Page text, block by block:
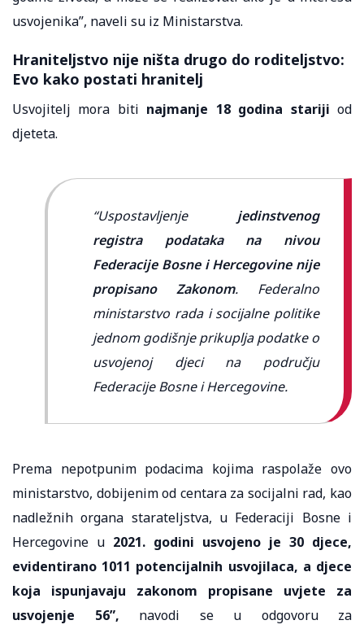
usvojenika”, naveli su iz Ministarstva.
Hraniteljstvo nije ništa drugo do roditeljstvo:
Evo kako postati hranitelj
Usvojitelj mora biti najmanje 18 godina stariji od
djeteta.
“Uspostavljenje jedinstvenog
registra podataka na nivou
Federacije Bosne i Hercegovine nije
propisano Zakonom. Federalno
ministarstvo rada i socijalne politike
jednom godišnje prikuplja podatke o
usvojenoj djeci na području
Federacije Bosne i Hercegovine.
Prema nepotpunim podacima kojima raspolaže ovo
ministarstvo, dobijenim od centara za socijalni rad, kao
nadležnih organa starateljstva, u Federaciji Bosne i
Hercegovine u 2021. godini usvojeno je 30 djece,
evidentirano 1011 potencijalnih usvojilaca, a djece
koja ispunjavaju zakonom propisane uvjete za
usvojenje 56”, navodi se u odgovoru za